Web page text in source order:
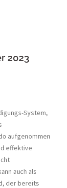
2023
System,
aufgenommen
effektive
auch als
der bereits